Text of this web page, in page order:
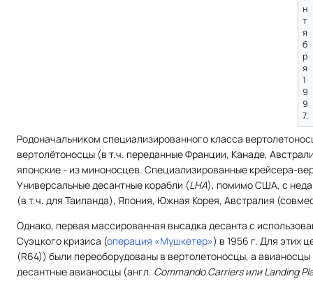
н
т
я
б
р
я
1
9
9
7.
Родоначальником специализированного класса
вертолётоносцы (в т.ч. переданные Франции, Канаде,
японские - из миноносцев. Специализированные крейсера-
Универсальные десантные корабли (LHA), помимо США, с
(в т.ч. для Таиланда), Япония, Южная Корея, Австралия
Однако, первая массированная высадка десанта с
Суэцкого кризиса (операция «Мушкетер») в 1956 г. Для этих
(R64)) были переоборудованы в вертолетоносцы, а авианосцы
десантные авианосцы (англ. Commando Carriers или Landing